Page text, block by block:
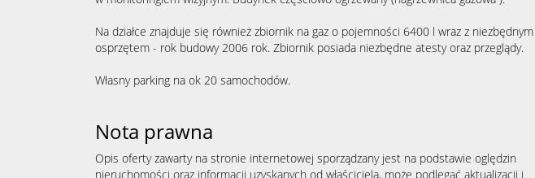
Na działce znajduje się również zbiornik na gaz o pojemności 6400 l wraz z niezbędnym
osprzętem - rok budowy 2006 rok. Zbiornik posiada niezbędne atesty oraz przeglądy.
Własny parking na ok 20 samochodów.
Nota prawna
Opis oferty zawarty na stronie internetowej sporządzany jest na podstawie oględzin
nieruchomości oraz informacji uzyskanych od właściciela, może podlegać aktualizacji i